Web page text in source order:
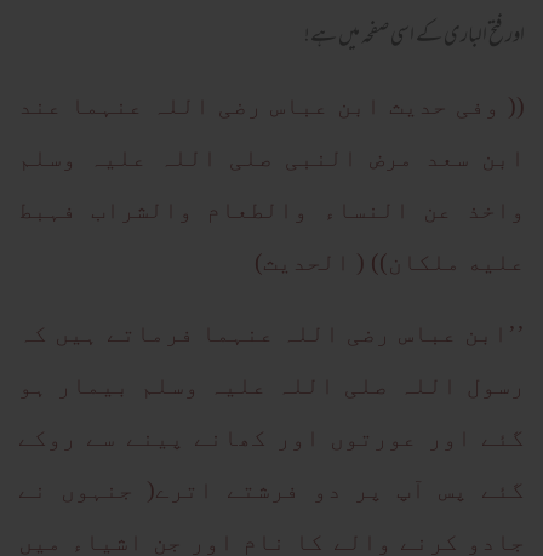
اور فتح الباری کے اسی صفحہ میں ہے!
(( وفی حدیث ابن عباس رضی اللہ عنہما عند
ابن سعد مرض النبی صلی اللہ علیہ وسلم
واخذ عن النساء والطعام والشراب فہبط
علیه ملکان)) ( الحدیث)
’’ابن عباس رضی اللہ عنہما فرماتے ہیں کہ
رسول اللہ صلی اللہ علیہ وسلم بیمار ہو
گئے اور عورتوں اور کھانے پینے سے روکے
گئے پس آپ پر دو فرشتے اترے( جنہوں نے
جادو کرنے والے کا نام اور جن اشیاء میں